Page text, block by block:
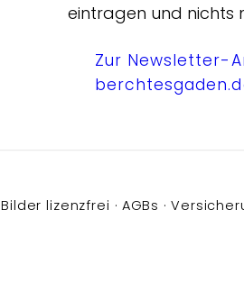
eintragen und nichts
Zur Newsletter-
Bilder lizenzfrei AGBs